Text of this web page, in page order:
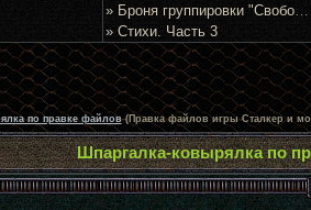
» Броня группировки "Свобода"
» Стихи. Часть 3
по правке файлов (Правка файлов игры Сталкер и
Шпаргалка-ковырялка по